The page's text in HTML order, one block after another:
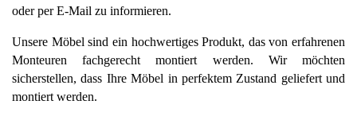
oder per E-Mail zu informieren.
Unsere Möbel sind ein hochwertiges Produkt, das von erfahrenen
Monteuren fachgerecht montiert werden. Wir möchten
sicherstellen, dass Ihre Möbel in perfektem Zustand geliefert und
montiert werden.